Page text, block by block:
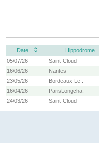
Date Hippodrome
05/07/26
Saint-Cloud
16/06/26
Nantes
23/05/26
Bordeaux-Le .
16/04/26
ParisLongcha.
24/03/26
Saint-Cloud